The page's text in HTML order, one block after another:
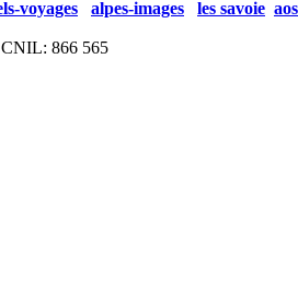
voyages alpes-images les savoie
866 565